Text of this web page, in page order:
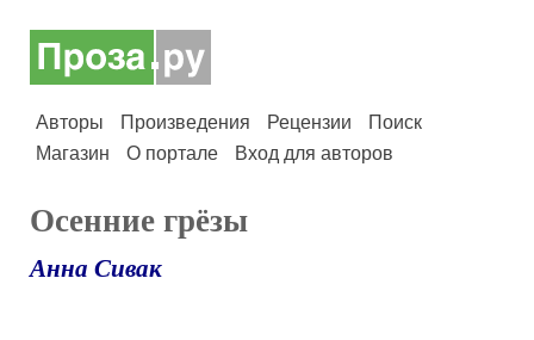
Авторы Произведения Рецензии
Поиск
Магазин
О портале Вход для авторов
Осенние грёзы
Анна Сивак